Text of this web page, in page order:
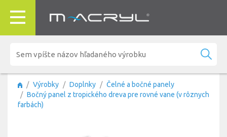
Výrobky Doplnky
Čelné a bočné panely
Bočný panel z tropického dreva pre rovné vane (v rôznych
farbách)